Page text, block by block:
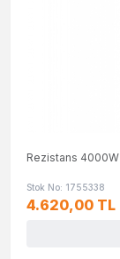
Rezistans
Stok No: 1755338
4.620,00 TL